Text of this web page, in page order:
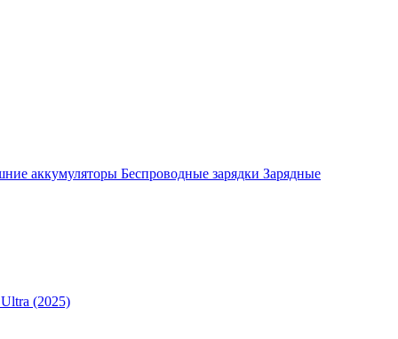
аккумуляторы Беспроводные зарядки Зарядные
(2025)